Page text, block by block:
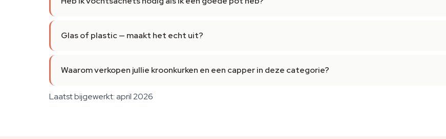
Glas of plastic — maakt het echt uit?
Waarom verkopen jullie kroonkurken en een capper in deze categorie?
Laatst bijgewerkt: april 2026